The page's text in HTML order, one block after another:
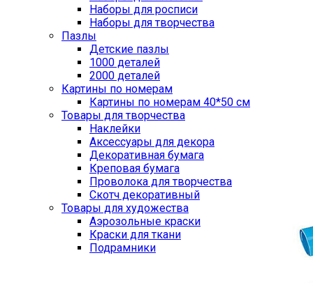
Наборы для росписи
Наборы для творчества
Пазлы
Детские пазлы
1000 деталей
2000 деталей
Картины по номерам
Картины по номерам 40*50 см
Товары для творчества
Наклейки
Аксессуары для декора
Декоративная бумага
Креповая бумага
Проволока для творчества
Скотч декоративный
Товары для художества
Аэрозольные краски
Краски для ткани
Подрамники